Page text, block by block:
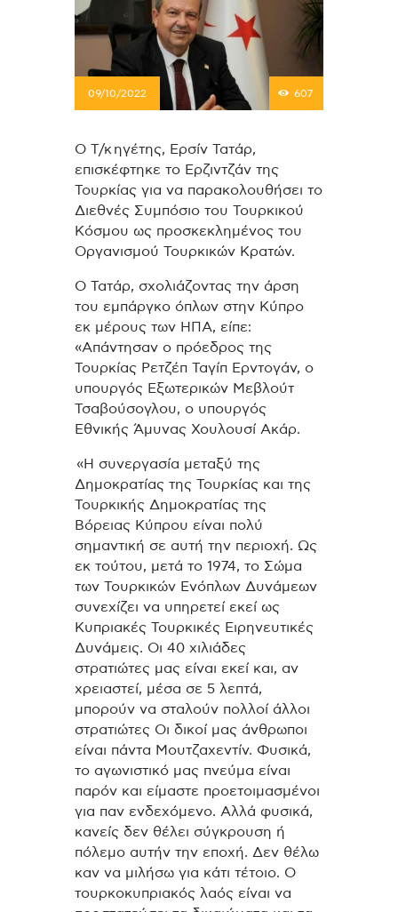
09/10/2022 607
Ο Τ/κ ηγέτης, Ερσίν Τατάρ,
επισκέφτηκε το Ερζιντζάν της
Τουρκίας για να παρακολουθήσει το
Διεθνές Συμπόσιο του Τουρκικού
Κόσμου ως προσκεκλημένος του
Οργανισμού Τουρκικών Κρατών.
Ο Τατάρ, σχολιάζοντας την άρση
του εμπάργκο όπλων στην Κύπρο
εκ μέρους των ΗΠΑ, είπε:
«Απάντησαν ο πρόεδρος της
Τουρκίας Ρετζέπ Ταγίπ Ερντογάν, ο
υπουργός Εξωτερικών Μεβλούτ
Τσαβούσογλου, ο υπουργός
Εθνικής Άμυνας Χουλουσί Ακάρ.
«Η συνεργασία μεταξύ της
Δημοκρατίας της Τουρκίας και της
Τουρκικής Δημοκρατίας της
Βόρειας Κύπρου είναι πολύ
σημαντική σε αυτή την περιοχή. Ως
εκ τούτου, μετά το 1974, το Σώμα
των Τουρκικών Ενόπλων Δυνάμεων
συνεχίζει να υπηρετεί εκεί ως
Κυπριακές Τουρκικές Ειρηνευτικές
Δυνάμεις. Οι 40 χιλιάδες
στρατιώτες μας είναι εκεί και, αν
χρειαστεί, μέσα σε 5 λεπτά,
μπορούν να σταλούν πολλοί άλλοι
στρατιώτες Οι δικοί μας άνθρωποι
είναι πάντα Μουτζαχεντίν. Φυσικά,
το αγωνιστικό μας πνεύμα είναι
παρόν και είμαστε προετοιμασμένοι
για παν ενδεχόμενο. Αλλά φυσικά,
κανείς δεν θέλει σύγκρουση ή
πόλεμο αυτήν την εποχή. Δεν θέλω
καν να μιλήσω για κάτι τέτοιο. Ο
τουρκοκυπριακός λαός είναι να